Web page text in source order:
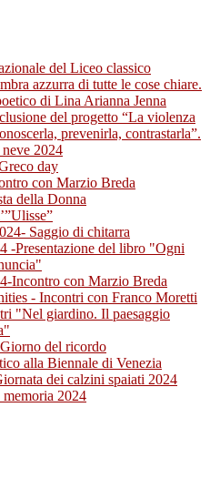
del Liceo classico
azzurra di tutte le cose chiare.
di Lina Arianna Jenna
del progetto “La violenza
prevenirla, contrastarla”.
2024
day
con Marzio Breda
della Donna
Saggio di chitarra
-Presentazione del libro "Ogni
Incontro con Marzio Breda
- Incontri con Franco Moretti
"Nel giardino. Il paesaggio
del ricordo
alla Biennale di Venezia
dei calzini spaiati 2024
2024